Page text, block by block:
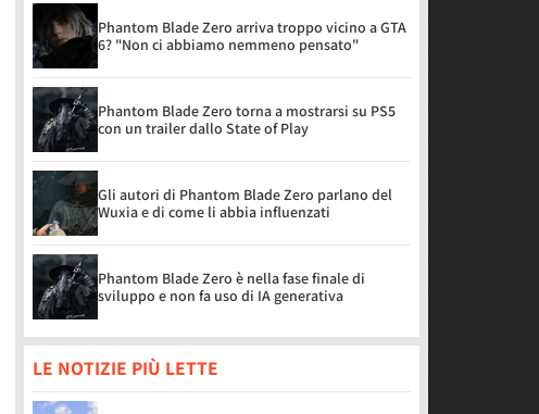
Phantom Blade Zero arriva troppo vicino a GTA
6? "Non ci abbiamo nemmeno pensato"
Phantom Blade Zero torna a mostrarsi su PS5
con un trailer dallo State of Play
Gli autori di Phantom Blade Zero parlano del
Wuxia e di come li abbia influenzati
Phantom Blade Zero è nella fase finale di
sviluppo e non fa uso di IA generativa
LE NOTIZIE PIÙ LETTE